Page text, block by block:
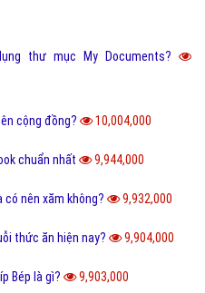
thư mục My Documents?
cộng đồng? 10,004,000
chuẩn nhất 9,944,000
có nên xăm không? 9,932,000
thức ăn hiện nay? 9,904,000
Bép là gì? 9,903,000